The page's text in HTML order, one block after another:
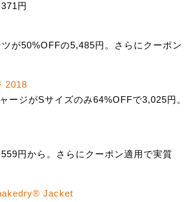
円
が50%OFFの5,485円。さらにクーポン
2018
ジがSサイズのみ64%OFFで3,025円。
円から。さらにクーポン適用で実質
Jacket